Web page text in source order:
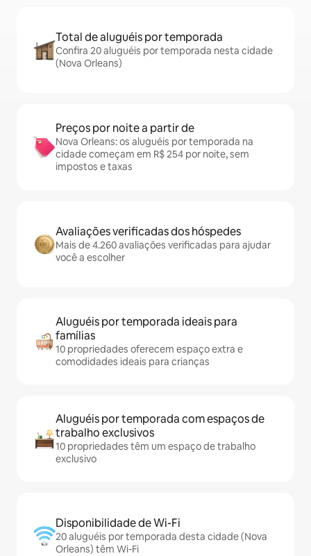
Total de aluguéis por temporada
Confira 20 aluguéis por temporada nesta cidade
(Nova Orleans)
Preços por noite a partir de
Nova Orleans: os aluguéis por temporada na
cidade começam em R$ 254 por noite, sem
impostos e taxas
Avaliações verificadas dos hóspedes
Mais de 4.260 avaliações verificadas para ajudar
você a escolher
Aluguéis por temporada ideais para
famílias
10 propriedades oferecem espaço extra e
comodidades ideais para crianças
Aluguéis por temporada com espaços de
trabalho exclusivos
10 propriedades têm um espaço de trabalho
exclusivo
Disponibilidade de Wi-Fi
20 aluguéis por temporada desta cidade (Nova
Orleans) têm Wi-Fi